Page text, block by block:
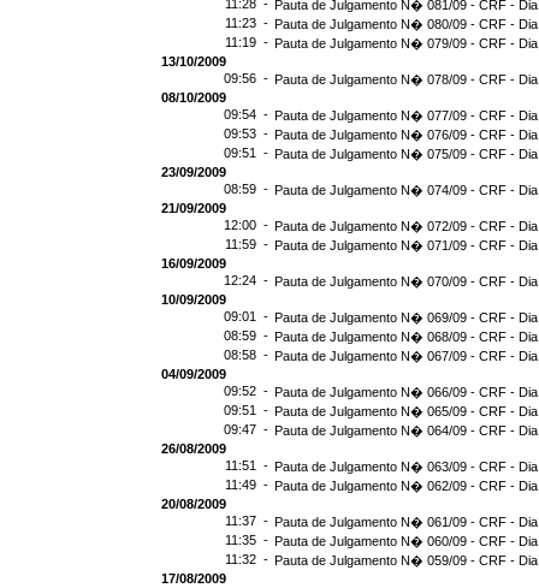
11:28 - Pauta de Julgamento N� 081/09 - CRF -
11:23 - Pauta de Julgamento N� 080/09 - CRF -
11:19 - Pauta de Julgamento N� 079/09 - CRF -
13/10/2009
09:56 - Pauta de Julgamento N� 078/09 - CRF -
08/10/2009
09:54 - Pauta de Julgamento N� 077/09 - CRF -
09:53 - Pauta de Julgamento N� 076/09 - CRF -
09:51 - Pauta de Julgamento N� 075/09 - CRF -
23/09/2009
08:59 - Pauta de Julgamento N� 074/09 - CRF -
21/09/2009
12:00 - Pauta de Julgamento N� 072/09 - CRF -
11:59 - Pauta de Julgamento N� 071/09 - CRF -
16/09/2009
12:24 - Pauta de Julgamento N� 070/09 - CRF -
10/09/2009
09:01 - Pauta de Julgamento N� 069/09 - CRF -
08:59 - Pauta de Julgamento N� 068/09 - CRF -
08:58 - Pauta de Julgamento N� 067/09 - CRF -
04/09/2009
09:52 - Pauta de Julgamento N� 066/09 - CRF - Dia
09:51 - Pauta de Julgamento N� 065/09 - CRF -
09:47 - Pauta de Julgamento N� 064/09 - CRF -
26/08/2009
11:51 - Pauta de Julgamento N� 063/09 - CRF -
11:49 - Pauta de Julgamento N� 062/09 - CRF -
20/08/2009
11:37 - Pauta de Julgamento N� 061/09 - CRF -
11:35 - Pauta de Julgamento N� 060/09 - CRF -
11:32 - Pauta de Julgamento N� 059/09 - CRF -
17/08/2009